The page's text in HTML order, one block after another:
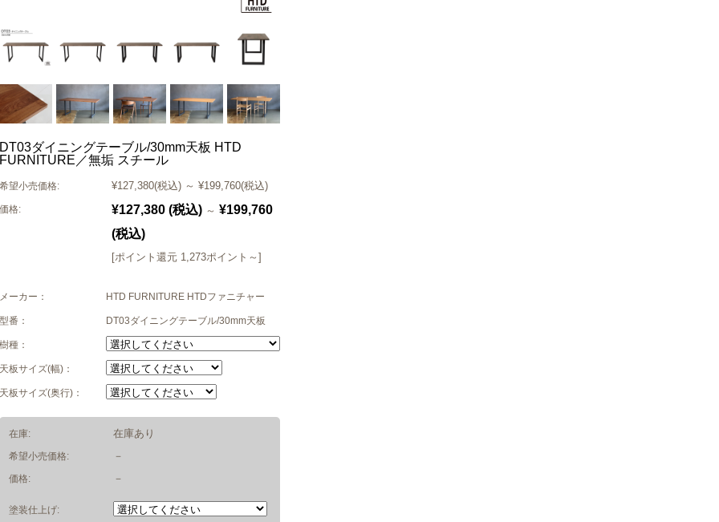
DT03ダイニングテーブル/30mm天板 HTD
FURNITURE／無垢 スチール
希望小売価格: ¥127,380(税込) ～ ¥199,760(税込)
価格: ¥127,380 (税込) ～ ¥199,760
(税込)
[ポイント還元 1,273ポイント～]
メーカー： HTD FURNITURE HTDファニチャー
型番： DT03ダイニングテーブル/30mm天板
樹種：
天板サイズ(幅)：
天板サイズ(奥行)：
在庫: 在庫あり
希望小売価格: －
価格: －
塗装仕上げ: